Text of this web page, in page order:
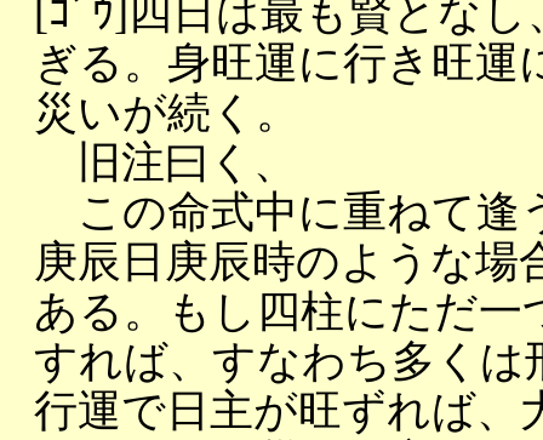
[ｺﾞｳ]四日は最も賢とな
ぎる。身旺運に行き旺
災いが続く。
旧注曰く、
この命式中に重ねて逢
庚辰日庚辰時のような
ある。もし四柱にただ
すれば、すなわち多く
行運で日主が旺ずれば、